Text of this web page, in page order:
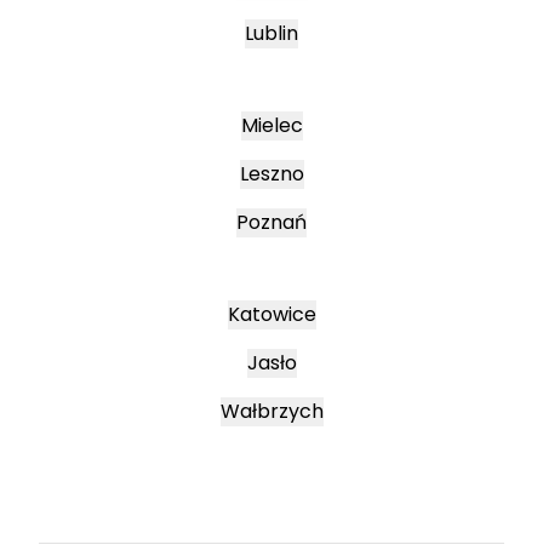
Lublin
Mielec
Leszno
Poznań
Katowice
Jasło
Wałbrzych